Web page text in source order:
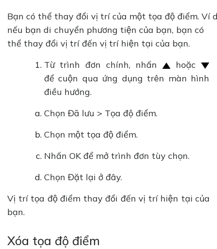
Bạn có thể thay đổi vị trí của một tọa độ điểm. Ví
nếu bạn di chuyển phương tiện của bạn, bạn có
thể thay đổi vị trí đến vị trí hiện tại của bạn.
Từ trình đơn chính, nhấn
hoặc
để cuộn qua ứng dụng trên màn hình
điều hướng.
Chọn Đã lưu > Tọa độ điểm.
Chọn một tọa độ điểm.
Nhấn OK để mở trình đơn tùy chọn.
Chọn Đặt lại ở đây.
Vị trí tọa độ điểm thay đổi đến vị trí hiện tại của
bạn.
Xóa tọa độ điểm